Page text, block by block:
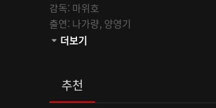
감독: 마위호
출연: 나가량, 양영기
관람등급:
더보기
추천